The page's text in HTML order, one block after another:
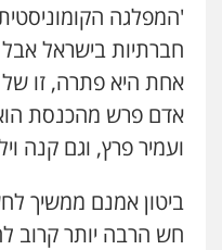
'המפלגה
חברתיות בישראל
אחת היא פתרה, זו של
אדם פרש מהכנסת
ועמיר פרץ, וגם קנה
ביטון אמנם ממשיך
חש הרבה יותר קרוב